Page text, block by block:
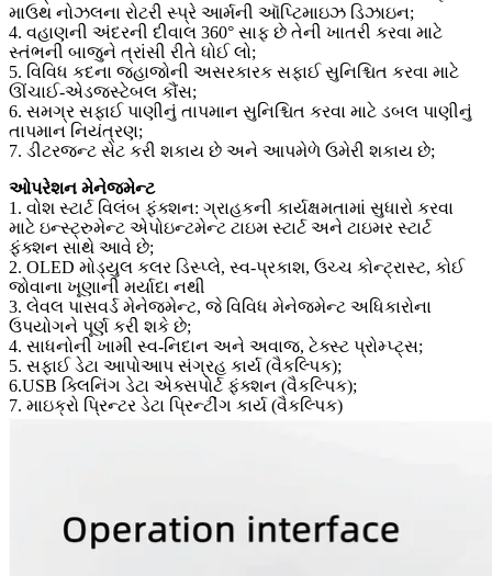
માઉથ નોઝલના રોટરી સ્પ્રે આર્મની ઑપ્ટિમાઇઝ ડિઝાઇન;
4. વહાણની અંદરની દીવાલ 360° સાફ છે તેની ખાતરી કરવા માટે
સ્તંભની બાજુને ત્રાંસી રીતે ધોઈ લો;
5. વિવિધ કદના જહાજોની અસરકારક સફાઈ સુનિશ્ચિત કરવા માટે
ઊંચાઈ-એડજસ્ટેબલ કૌંસ;
6. સમગ્ર સફાઈ પાણીનું તાપમાન સુનિશ્ચિત કરવા માટે ડબલ પાણીનું
તાપમાન નિયંત્રણ;
7. ડીટરજન્ટ સેટ કરી શકાય છે અને આપમેળે ઉમેરી શકાય છે;
ઓપરેશન મેનેજમેન્ટ
1. વોશ સ્ટાર્ટ વિલંબ ફંક્શન: ગ્રાહકની કાર્યક્ષમતામાં સુધારો કરવા
માટે ઇન્સ્ટ્રુમેન્ટ એપોઇન્ટમેન્ટ ટાઇમ સ્ટાર્ટ અને ટાઇમર સ્ટાર્ટ
ફંક્શન સાથે આવે છે;
2. OLED મોડ્યુલ કલર ડિસ્પ્લે, સ્વ-પ્રકાશ, ઉચ્ચ કોન્ટ્રાસ્ટ, કોઈ
જોવાના ખૂણાની મર્યાદા નથી
3. લેવલ પાસવર્ડ મેનેજમેન્ટ, જે વિવિધ મેનેજમેન્ટ અધિકારોના
ઉપયોગને પૂર્ણ કરી શકે છે;
4. સાધનોની ખામી સ્વ-નિદાન અને અવાજ, ટેક્સ્ટ પ્રોમ્પ્ટ્સ;
5. સફાઈ ડેટા આપોઆપ સંગ્રહ કાર્ય (વૈકલ્પિક);
6.USB ક્લિનિંગ ડેટા એક્સપોર્ટ ફંક્શન (વૈકલ્પિક);
7. માઇક્રો પ્રિન્ટર ડેટા પ્રિન્ટીંગ કાર્ય (વૈકલ્પિક)